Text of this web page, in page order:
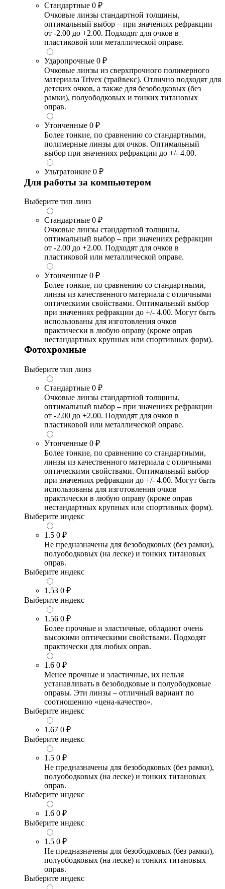
Стандартные 0 ₽
Очковые линзы стандартной толщины,
оптимальный выбор – при значениях рефракции
от -2.00 до +2.00. Подходят для очков в
пластиковой или металлической оправе.
Ударопрочные 0 ₽
Очковые линзы из сверхпрочного полимерного
материала Trivex (трайвекс). Отлично подходят для
детских очков, а также для безободковых (без
рамки), полуободковых и тонких титановых
оправ.
Утонченные 0 ₽
Более тонкие, по сравнению со стандартными,
полимерные линзы для очков. Оптимальный
выбор при значениях рефракции до +/- 4.00.
Ультратонкие 0 ₽
Для работы за компьютером
Выберите тип линз
Стандартные 0 ₽
Очковые линзы стандартной толщины,
оптимальный выбор – при значениях рефракции
от -2.00 до +2.00. Подходят для очков в
пластиковой или металлической оправе.
Утонченные 0 ₽
Более тонкие, по сравнению со стандартными,
линзы из качественного материала с отличными
оптическими свойствами. Оптимальный выбор
при значениях рефракции до +/- 4.00. Могут быть
использованы для изготовления очков
практически в любую оправу (кроме оправ
нестандартных крупных или спортивных форм).
Фотохромные
Выберите тип линз
Стандартные 0 ₽
Очковые линзы стандартной толщины,
оптимальный выбор – при значениях рефракции
от -2.00 до +2.00. Подходят для очков в
пластиковой или металлической оправе.
Утонченные 0 ₽
Более тонкие, по сравнению со стандартными,
линзы из качественного материала с отличными
оптическими свойствами. Оптимальный выбор
при значениях рефракции до +/- 4.00. Могут быть
использованы для изготовления очков
практически в любую оправу (кроме оправ
нестандартных крупных или спортивных форм).
Выберите индекс
1.5 0 ₽
Не предназначены для безободковых (без рамки),
полуободковых (на леске) и тонких титановых
оправ.
Выберите индекс
1.53 0 ₽
Выберите индекс
1.56 0 ₽
Более прочные и эластичные, обладают очень
высокими оптическими свойствами. Подходят
практически для любых оправ.
1.6 0 ₽
Менее прочные и эластичные, их нельзя
устанавливать в безободковые и полуободковые
оправы. Эти линзы – отличный вариант по
соотношению «цена-качество».
Выберите индекс
1.67 0 ₽
Выберите индекс
1.5 0 ₽
Не предназначены для безободковых (без рамки),
полуободковых (на леске) и тонких титановых
оправ.
Выберите индекс
1.6 0 ₽
Выберите индекс
1.5 0 ₽
Не предназначены для безободковых (без рамки),
полуободковых (на леске) и тонких титановых
оправ.
Выберите индекс